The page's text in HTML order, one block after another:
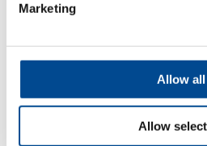
Marketing
Allow all
Allow
Beskrivning
Beskrivning